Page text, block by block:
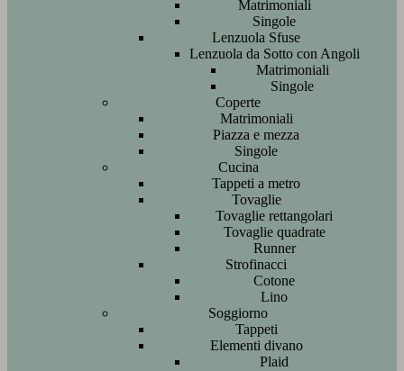
Matrimoniali
Singole
Lenzuola Sfuse
Lenzuola da Sotto con Angoli
Matrimoniali
Singole
Coperte
Matrimoniali
Piazza e mezza
Singole
Cucina
Tappeti a metro
Tovaglie
Tovaglie rettangolari
Tovaglie quadrate
Runner
Strofinacci
Cotone
Lino
Soggiorno
Tappeti
Elementi divano
Plaid